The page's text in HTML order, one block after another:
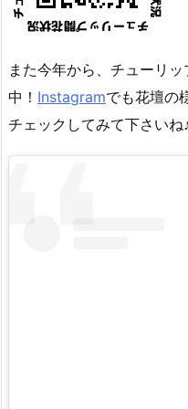
また今年から、チューリ
中！ Instagramでも花壇の
チェックしてみて下さいね